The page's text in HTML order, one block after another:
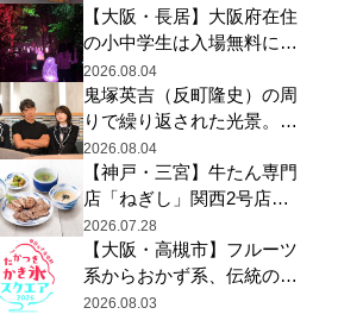
らサンリオキャラが描かれ
た駅弁やグッズが登場
【大阪・長居】大阪府在住
の小中学生は入場無料に、
チームラボが「夏休みの自
由研究の課題に」と「ボタ
ニカルガーデン 大阪」へ招
待
2026.08.04
鬼塚英吉（反町隆史）の周
りで繰り返された光景。ド
ラマ『GTO』第３話で光っ
た演出の巧みさ
2026.08.04
【神戸・三宮】牛たん専門
店「ねぎし」関西2号店が
登場、ファンら「8月が待
ち遠しい」と早くから注目
2026.07.28
【大阪・高槻市】フルーツ
系からおかず系、伝統の天
然氷まで人気店が集結、高
2026.08.03